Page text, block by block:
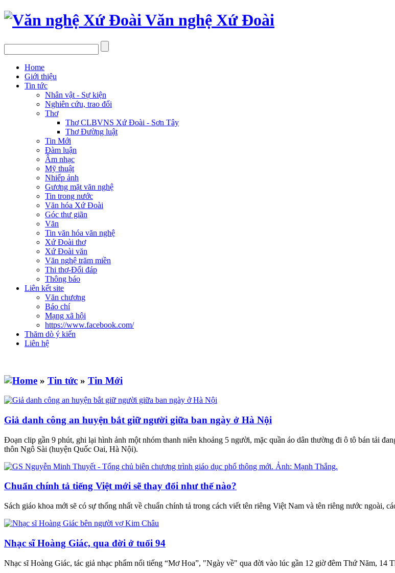
Văn nghệ Xứ Đoài
Home
Giới thiệu
Tin tức
Nhân vật - Sự kiện
Nghiên cứu, trao đổi
Thơ
Thơ CLBVNS Xứ Đoài - Sơn Tây
Thơ Đường luật
Tin Mới
Đàm luận
Âm nhạc
Mỹ thuật
Nhiếp ảnh
Gương mặt văn nghệ
Tin trong nước
Văn hóa Xứ Đoài
Góc thư giãn
Văn
Tin văn hóa văn nghệ
Xứ Đoài thơ
Xứ Đoài văn
Văn nghệ trăm miền
Thi thơ-Đối đáp
Thông báo
Liên kết site
Văn chương
Báo chí
Mạng xã hội
https://www.facebook.com/
Thăm dò ý kiến
Liên hệ
» Tin tức » Tin Mới
Giả danh công an huyện bắt giữ người giữa ban ngày ở Hà Nội
Đoạn clip gần 9 phút, ghi lại hình ảnh một nhóm thanh niên khoảng 5 người, mặc quần áo dân thường đi ô tô bán tải
thôn Ngô Sài (huyện Quốc Oai, Hà Nội).
Chuẩn chính tả tiếng Việt mới sẽ thay đổi như thế nào?
Sách giáo khoa mới sẽ có sự thống nhất về chuẩn chính tả trong cách viết tên riêng Việt Nam và tên riêng nước ngoài,
Nhạc sĩ Hoàng Giác, qua đời ở tuổi 94
Nhạc sĩ Hoàng Giác, tác giả nhạc phẩm nổi tiếng “Mơ Hoa”, "Ngày về" qua đời vào lúc gần 12 giờ đêm Thứ Năm, 14